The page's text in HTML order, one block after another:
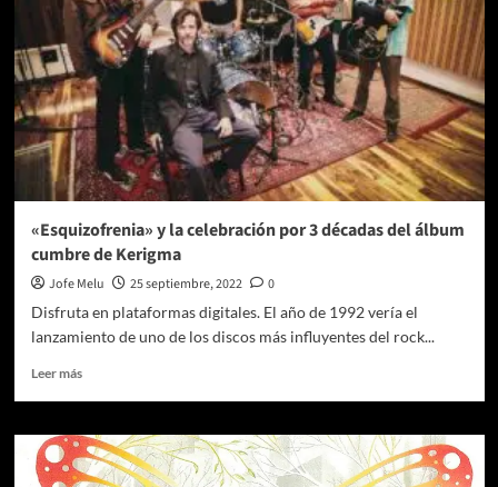
«Esquizofrenia» y la celebración por 3 décadas del álbum
cumbre de Kerigma
Jofe Melu 25 septiembre, 2022
0
Disfruta en plataformas digitales. El año de 1992 vería el
lanzamiento de uno de los discos más influyentes del rock...
Leer másLeer
«Esquizofrenia»
y
la